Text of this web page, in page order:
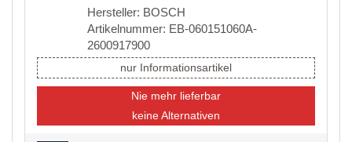
Hersteller: BOSCH
Artikelnummer: EB-060151060A-
2600917900
nur Informationsartikel
Nie mehr lieferbar
keine Alternativen